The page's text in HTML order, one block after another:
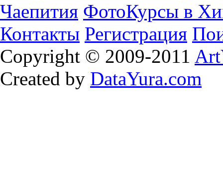
Чаепития ФотоКурсы в
Контакты Регистрация
Copyright © 2009-2011
Created by DataYura.com